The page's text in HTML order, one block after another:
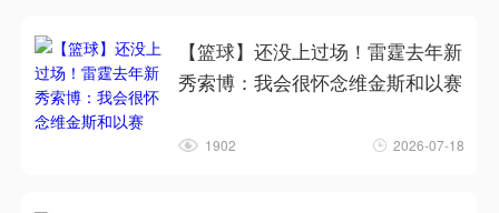
【篮球】还没上过场！雷霆去年新
秀索博：我会很怀念维金斯和以赛
1902 2026-07-18